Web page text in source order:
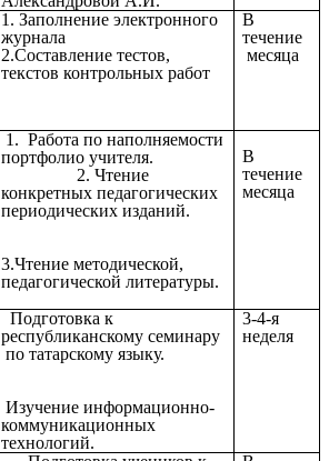
1. Заполнение электронного
журнала
2.Составление тестов,
текстов контрольных работ
В
течение
месяца
1. Работа по наполняемости
портфолио учителя.
2. Чтение
конкретных педагогических
периодических изданий.
3.Чтение методической,
педагогической литературы.
В
течение
месяца
Подготовка к
республиканскому семинару
по татарскому языку.
Изучение информационно-
коммуникационных
технологий.
3-4-я
неделя